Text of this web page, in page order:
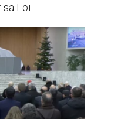
Loi.